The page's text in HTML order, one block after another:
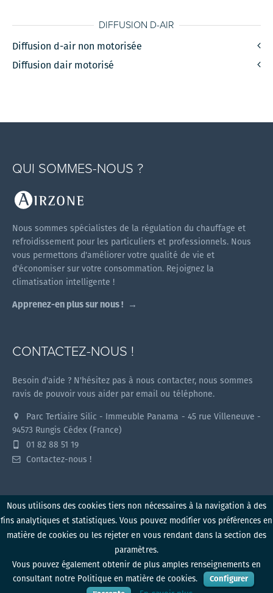
Nous utilisons des cookies tiers non nécessaires à la navigation à des
fins analytiques et statistiques. Vous pouvez modifier vos préférences en
matière de cookies ou les rejeter en vous rendant dans la section des
paramètres.
Vous pouvez également obtenir de plus amples renseignements en
consultant notre Politique en matière de cookies.
Configurer
DIFFUSION D-AIR
Diffusion d-air non motorisée
Diffusion dair motorisé
QUI SOMMES-NOUS ?
Nous sommes spécialistes de la régulation du chauffage et
refroidissement pour les particuliers et professionnels. Nous
vous permettons d'améliorer votre qualité de vie et
d'économiser sur votre consommation. Rejoignez la
climatisation intelligente !
Apprenez-en plus sur nous !
CONTACTEZ-NOUS !
Besoin d'aide ? N'hésitez pas à nous contacter, nous sommes
ravis de pouvoir vous aider par email ou téléphone.
Parc Tertiaire Silic - Immeuble Panama - 45 rue Villeneuve -
94573 Rungis Cédex (France)
01 82 88 51 19
Contactez-nous !
Myzone v1.2.0 (2026)
Politique de confidentialité
Conditions d'utilisation
Mentions légales
Politique de cookies
Produit
Formation
S'identifier